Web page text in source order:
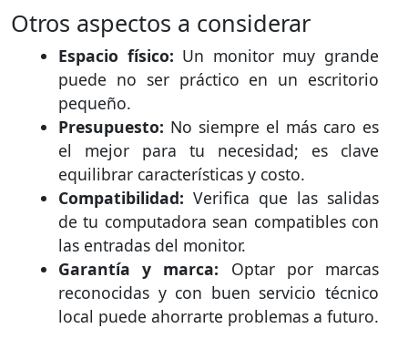
Otros aspectos a considerar
Espacio físico: Un monitor muy grande
puede no ser práctico en un escritorio
pequeño.
Presupuesto: No siempre el más caro es
el mejor para tu necesidad; es clave
equilibrar características y costo.
Compatibilidad: Verifica que las salidas
de tu computadora sean compatibles con
las entradas del monitor.
Garantía y marca: Optar por marcas
reconocidas y con buen servicio técnico
local puede ahorrarte problemas a futuro.